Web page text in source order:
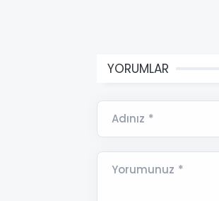
YORUMLAR
Adınız *
Yorumunuz *